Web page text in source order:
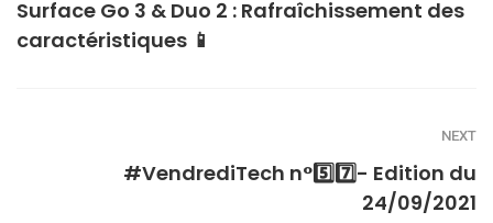
Surface Go 3 & Duo 2 : Rafraîchissement des
caractéristiques 📱
NEXT
#VendrediTech n°5️⃣7️⃣- Edition du
24/09/2021